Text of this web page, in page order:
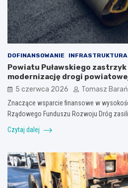
DOFINANSOWANIE INFRASTRUKTURA
Powiatu Puławskiego zastrzyk
modernizację drogi
5 czerwca 2026 Tomasz
Znaczące wsparcie finansowe w
Rządowego Funduszu Rozwoju Dróg zasili
Czytaj dalej